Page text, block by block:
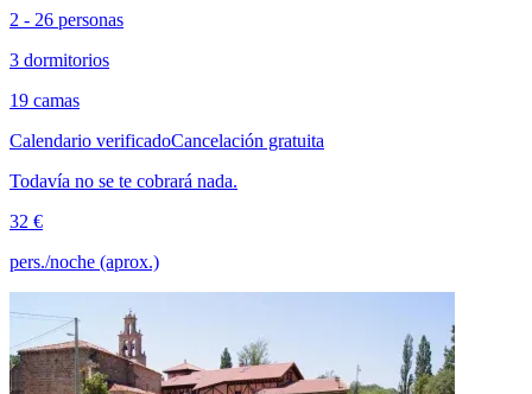
2 - 26 personas
3 dormitorios
19 camas
Calendario verificadoCancelación gratuita
Todavía no se te cobrará nada.
32 €
pers./noche (aprox.)